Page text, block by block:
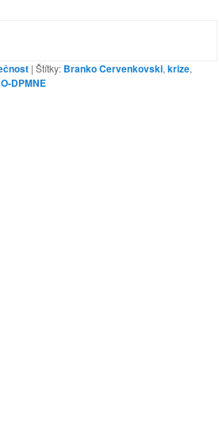
| Štítky: Branko Cervenkovski, krize,
DPMNE